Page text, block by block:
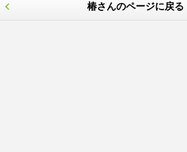
椿さんのページに戻る